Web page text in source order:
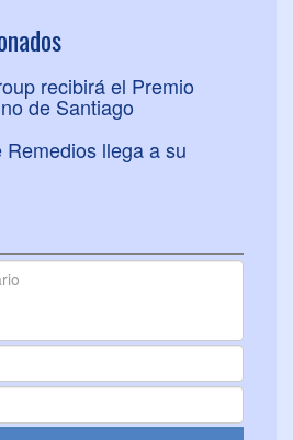
recibirá el Premio
de Santiago
llega a su